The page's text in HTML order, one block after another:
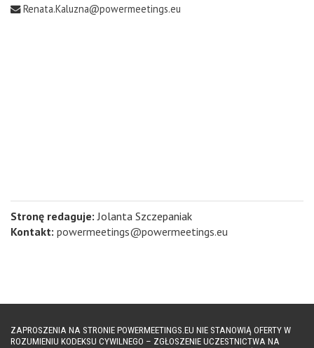
Renata.Kaluzna@powermeetings.eu
Stronę redaguje: Jolanta Szczepaniak
Kontakt: powermeetings@powermeetings.eu
ZAPROSZENIA NA STRONIE POWERMEETINGS.EU NIE STANOWIĄ OFERTY W
ROZUMIENIU KODEKSU CYWILNEGO – ZGŁOSZENIE UCZESTNICTWA NA